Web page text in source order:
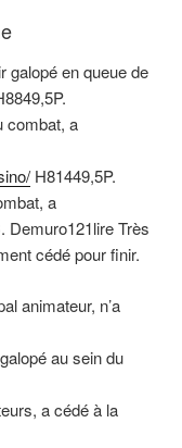
galopé en queue de
combat, a
H81449,5P.
a
Demuro121lire Très
cédé pour finir.
animateur, n’a
au sein du
a cédé à la